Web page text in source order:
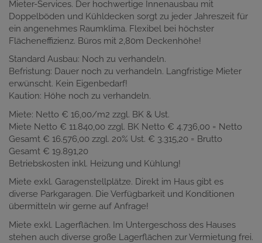
Mieter-Services. Der hochwertige Innenausbau mit
Doppelböden und Kühldecken sorgt zu jeder Jahreszeit für
ein angenehmes Raumklima. Flexibel bei höchster
Flächeneffizienz. Büros mit 2,80m Deckenhöhe!
Standard Ausbau: Noch zu verhandeln.
Befristung: Dauer noch zu verhandeln. Langfristige Mieter
erwünscht. Kein Eigenbedarf!
Kaution: Höhe noch zu verhandeln.
Miete: Netto € 16,00/m2 zzgl. BK & Ust.
Miete Netto € 11.840,00 zzgl. BK Netto € 4.736,00 = Netto
Gesamt € 16.576,00 zzgl. 20% Ust. € 3.315,20 = Brutto
Gesamt € 19.891,20
Betriebskosten inkl. Heizung und Kühlung!
Miete exkl. Garagenstellplätze. Direkt im Haus gibt es
diverse Parkgaragen. Die Verfügbarkeit und Konditionen
übermitteln wir gerne auf Anfrage!
Miete exkl. Lagerflächen. Im Untergeschoss des Hauses
stehen auch diverse große Lagerflächen zur Vermietung frei.